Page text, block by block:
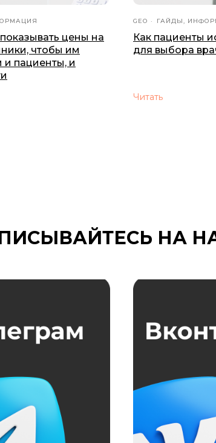
показывать цены на
чтобы им
и пациенты, и
GEO ГАЙДЫ,
Как пациенты
для выбора
Читать
НА